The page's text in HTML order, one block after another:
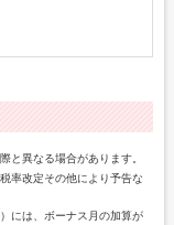
と異なる場合があります。
率改定その他により予告な
には、ボーナス月の加算が